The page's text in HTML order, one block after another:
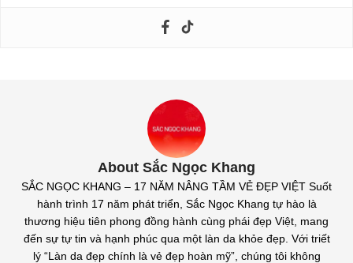
About Sắc Ngọc Khang
SẮC NGỌC KHANG – 17 NĂM NÂNG TẦM VẺ ĐẸP VIỆT Suốt
hành trình 17 năm phát triển, Sắc Ngọc Khang tự hào là
thương hiệu tiên phong đồng hành cùng phái đẹp Việt, mang
đến sự tự tin và hạnh phúc qua một làn da khỏe đẹp. Với triết
lý “Làn da đẹp chính là vẻ đẹp hoàn mỹ”, chúng tôi không